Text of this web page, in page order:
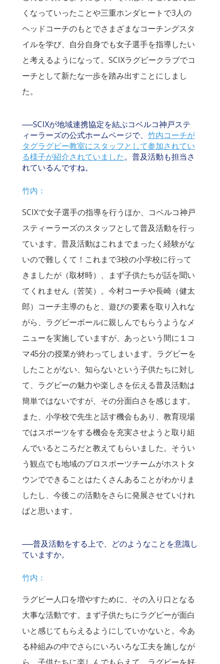
くなっていったことや三重ホンダヒートで3人の
ヘッドコーチのもとでさまざまなコーチングスタ
イルを学び、自分自身でも女子選手を指導したい
と考えるようになって。SCIXラグビークラブでコ
ーチとして新たな一歩を踏み出すことにしまし
た。
──SCIXが地域連携協定を結ぶコベルコ神戸ステ
ィーラーズの公式ホームページで、 竹内コーチが
タグラグビー教室にスタッフとして参加されてい
る様子が紹介されていました。普及活動も担当さ
れているんですね。
竹内：
SCIXで女子選手の指導を行うほか、コベルコ神戸
スティーラーズのスタッフとして普及活動を行っ
ています。普及活動はこれまでまったく経験がな
いので難しくて！これまで3校の小学校に行って
きましたが（取材時）、まず子供たちが話を聞い
てくれません（苦笑）。今村コーチや長崎（健太
郎）コーチ主導のもと、遊びの要素を取り入れな
がら、ラグビーボールに親しんでもらうようなメ
ニューを実施していますが、あっという間に１コ
マ45分の授業が終わってしまいます。ラグビーを
したことがない、知らないという子供たちに対し
て、ラグビーの魅力や楽しさを伝える普及活動は
簡単ではないですが、その分面白さを感じます。
また、小学校で先生と話す機会もあり、教育現場
ではスポーツをする機会を充実させようと取り組
んでいるところだと教えてもらいました。そうい
う観点でも地域のプロスポーツチームがホストタ
ウンでできることはたくさんあることがわかりま
したし、今後この活動をさらに発展させていけれ
ばと思います。
──普及活動をする上で、どのようなことを意識し
ていますか。
竹内：
ラグビー人口を増やすために、その入り口となる
大事な活動です。まず子供たちにラグビーが面白
いと感じてもらえるようにしていかないと。今あ
る枠組みの中でさらにいろいろな工夫を施しなが